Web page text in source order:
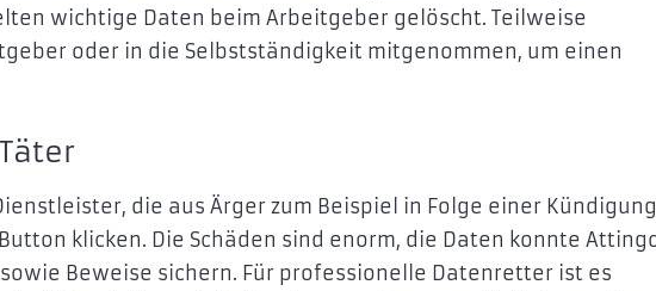
wichtige Daten beim Arbeitgeber gelöscht. Teilweise
oder in die Selbstständigkeit mitgenommen, um einen
die aus Ärger zum Beispiel in Folge einer Kündigung
klicken. Die Schäden sind enorm, die Daten konnte
Beweise sichern. Für professionelle Datenretter ist es